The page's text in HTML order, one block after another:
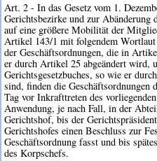
Art. 2 - In das Gesetz vom 1.
Gerichtsbezirke und zur Abänderung
auf eine größere Mobilität der
Artikel 143/1 mit folgendem
der Geschäftsordnungen, die in
er durch Artikel 25 abgeändert wird,
Gerichtsgesetzbuches, so wie er
sind, finden die Geschäftsordnungen
Tag vor Inkrafttreten des
Anwendung, je nach Fall, in der
Gerichtshof, bis der
Gerichtshofes einen Beschluss zur
Geschäftsordnung fasst und bis
des Korpschefs.